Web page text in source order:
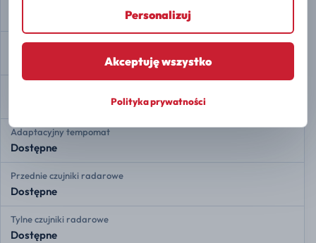
Asystent zmiany pasa ruchu
Adaptacyjny tempomat
Dostępne
Przednie czujniki radarowe
Dostępne
Tylne czujniki radarowe
Dostępne
Personalizuj
Akceptuję wszystko
Polityka prywatności